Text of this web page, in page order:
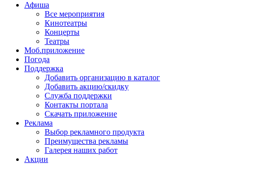
Афиша
Все мероприятия
Кинотеатры
Концерты
Театры
Моб.приложение
Погода
Поддержка
Добавить организацию в каталог
Добавить акцию/скидку
Служба поддержки
Контакты портала
Скачать приложение
Реклама
Выбор рекламного продукта
Преимущества рекламы
Галерея наших работ
Акции